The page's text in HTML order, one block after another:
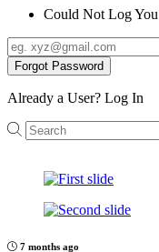
Could Not Log
Forgot Password
Already a User? Log In
Previous
Next7 months ago